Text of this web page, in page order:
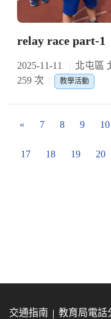
relay race part-1
2025-11-11 北屯區
259 次
教學活動
« 7 8 9 10
17 18 19 20
交通指南 教育局電話